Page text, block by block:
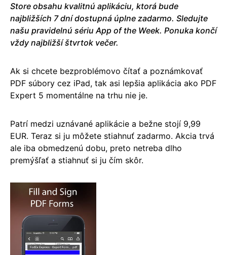
Store obsahu kvalitnú aplikáciu, ktorá bude
najbližších 7 dní dostupná úplne zadarmo. Sledujte
našu pravidelnú sériu App of the Week. Ponuka končí
vždy najbližší štvrtok večer.
Ak si chcete bezproblémovo čítať a poznámkovať
PDF súbory cez iPad, tak asi lepšia aplikácia ako PDF
Expert 5 momentálne na trhu nie je.
Patrí medzi uznávané aplikácie a bežne stojí 9,99
EUR. Teraz si ju môžete stiahnuť zadarmo. Akcia trvá
ale iba obmedzenú dobu, preto netreba dlho
premýšľať a stiahnuť si ju čím skôr.